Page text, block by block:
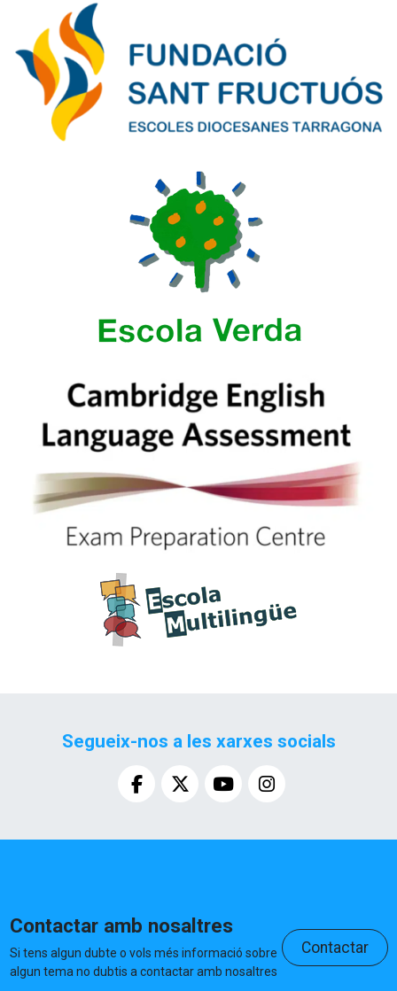
Segueix-nos a les xarxes socials
Contactar amb nosaltres
Si tens algun dubte o vols més informació sobre
algun tema no dubtis a contactar amb nosaltres
Contactar